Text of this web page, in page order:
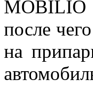
MOBILIO
после
на